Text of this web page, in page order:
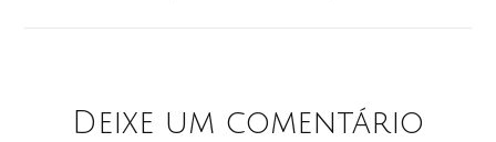
Deixe um comentário